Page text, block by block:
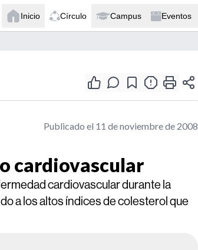
Inicio Círculo Campus Eventos
Publicado el 11 de noviembre de 2008
cardiovascular
cardiovascular durante la
a los altos índices de colesterol que